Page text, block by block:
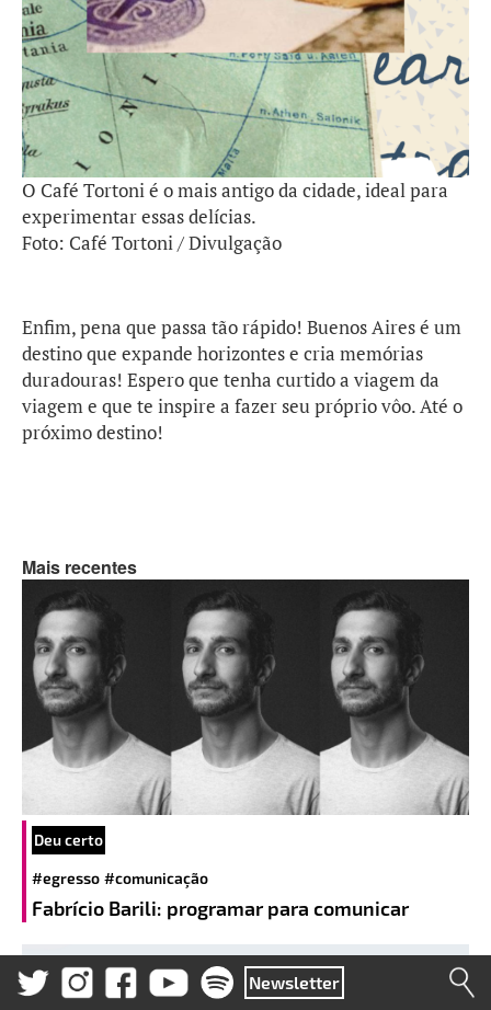
O Café Tortoni é o mais antigo da cidade, ideal para
experimentar essas delícias.
Foto: Café Tortoni / Divulgação
Enfim, pena que passa tão rápido! Buenos Aires é um
destino que expande horizontes e cria memórias
duradouras! Espero que tenha curtido a viagem da
viagem e que te inspire a fazer seu próprio vôo. Até o
próximo destino!
Mais recentes
Deu certo
#egresso #comunicação
Fabrício Barili: programar para comunicar
Newsletter